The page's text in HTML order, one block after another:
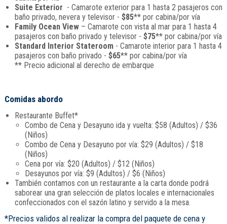
Suite Exterior - Camarote exterior para 1 hasta 2 pasajeros con
baño privado, nevera y televisor - $85** por cabina/por vía
Family Ocean View– Camarote con vista al mar para 1 hasta 4
pasajeros con baño privado y televisor - $75** por cabina/por vía
Standard Interior Stateroom- Camarote interior para 1 hasta 4
pasajeros con baño privado - $65** por cabina/por vía
** Precio adicional al derecho de embarque
Comidas abordo
Restaurante Buffet*
Combo de Cena y Desayuno ida y vuelta: $58 (Adultos) / $36
(Niños)
Combo de Cena y Desayuno por vía: $29 (Adultos) / $18
(Niños)
Cena por vía: $20 (Adultos) / $12 (Niños)
Desayunos por vía: $9 (Adultos) / $6 (Niños)
También contamos con un restaurante a la carta donde podrá
saborear una gran selección de platos locales e internacionales
confeccionados con el sazón latino y servido a la mesa.
*Precios validos al realizar la compra del paquete de cena y